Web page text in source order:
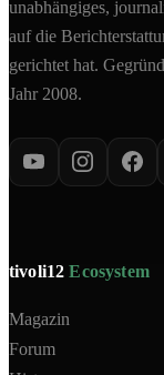
unabhängiges,
auf die
gerichtet hat.
Jahr 2008.
tivoli12Ecosystem
Magazin
Forum